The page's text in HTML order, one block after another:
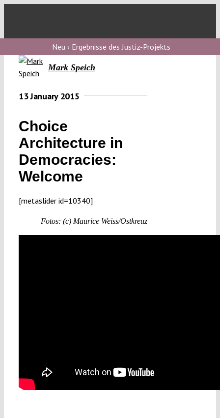
Neu › Ergebnisse des Justiz-Projekts
Mark Speich
13 January 2015
Choice
Architecture in
Democracies:
Welcome
[metaslider id=10340]
Fotos: (c) Maurice Weiss/Ostkreuz